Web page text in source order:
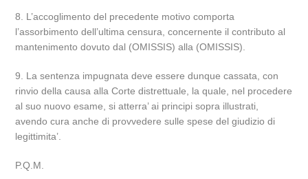
8. L’accoglimento del precedente motivo comporta
l’assorbimento dell’ultima censura, concernente il contributo al
mantenimento dovuto dal (OMISSIS) alla (OMISSIS).
9. La sentenza impugnata deve essere dunque cassata, con
rinvio della causa alla Corte distrettuale, la quale, nel procedere
al suo nuovo esame, si atterra’ ai principi sopra illustrati,
avendo cura anche di provvedere sulle spese del giudizio di
legittimita’.
P.Q.M.